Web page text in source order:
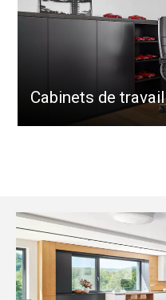
Cabinets de travail